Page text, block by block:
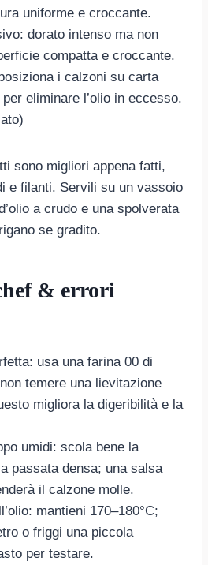
uniforme e croccante.
dorato intenso ma non
compatta e croccante.
i calzoni su carta
eliminare l’olio in eccesso.
sono migliori appena fatti,
e filanti. Servili su un vassoio
a crudo e una spolverata
se gradito.
& errori
usa una farina 00 di
temere una lievitazione
migliora la digeribilità e la
umidi: scola bene la
passata densa; una salsa
il calzone molle.
mantieni 170–180°C;
o friggi una piccola
per testare.